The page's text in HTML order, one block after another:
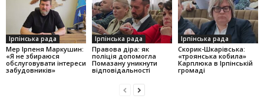
Ірпінська рада
Мер Ірпеня Маркушин:
«Я не збираюся
обслуговувати інтереси
забудовників»
Ірпінська рада
Правова діра: як
поліція допомогла
Помазану уникнути
відповідальності
Ірпінська рада
Скорик-Шкарівська:
«троянська кобила»
Карплюка в Ірпінській
громаді